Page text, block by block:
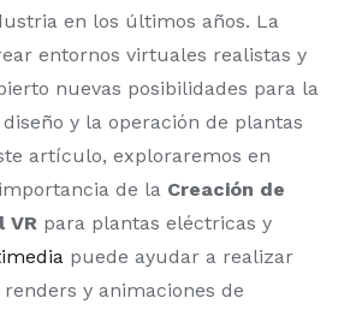
en los últimos años. La
entornos virtuales realistas y
nuevas posibilidades para la
y la operación de plantas
artículo, exploraremos en
de la Creación de
VR para plantas eléctricas y
puede ayudar a realizar
y animaciones de